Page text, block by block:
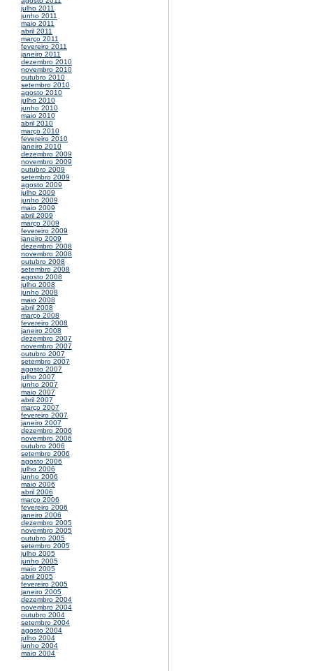
julho 2011
junho 2011
maio 2011
abril 2011
março 2011
fevereiro 2011
janeiro 2011
dezembro 2010
novembro 2010
outubro 2010
setembro 2010
agosto 2010
julho 2010
junho 2010
maio 2010
abril 2010
março 2010
fevereiro 2010
janeiro 2010
dezembro 2009
novembro 2009
outubro 2009
setembro 2009
agosto 2009
julho 2009
junho 2009
maio 2009
abril 2009
março 2009
fevereiro 2009
janeiro 2009
dezembro 2008
novembro 2008
outubro 2008
setembro 2008
agosto 2008
julho 2008
junho 2008
maio 2008
abril 2008
março 2008
fevereiro 2008
janeiro 2008
dezembro 2007
novembro 2007
outubro 2007
setembro 2007
agosto 2007
julho 2007
junho 2007
maio 2007
abril 2007
março 2007
fevereiro 2007
janeiro 2007
dezembro 2006
novembro 2006
outubro 2006
setembro 2006
agosto 2006
julho 2006
junho 2006
maio 2006
abril 2006
março 2006
fevereiro 2006
janeiro 2006
dezembro 2005
novembro 2005
outubro 2005
setembro 2005
julho 2005
junho 2005
maio 2005
abril 2005
fevereiro 2005
janeiro 2005
dezembro 2004
novembro 2004
outubro 2004
setembro 2004
agosto 2004
julho 2004
junho 2004
maio 2004